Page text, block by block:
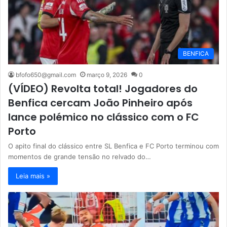
BENFICA
bfofo650@gmail.com março 9, 2026 0
(VÍDEO) Revolta total! Jogadores do
Benfica cercam João Pinheiro após
lance polémico no clássico com o FC
Porto
O apito final do clássico entre SL Benfica e FC Porto terminou com
momentos de grande tensão no relvado do…
Leia mais »